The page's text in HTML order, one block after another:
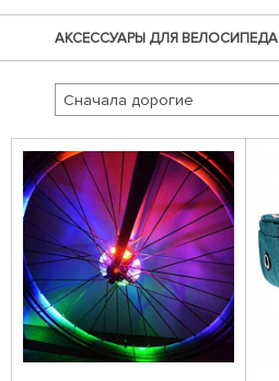
АКСЕССУАРЫ ДЛЯ ВЕЛОСИПЕДА